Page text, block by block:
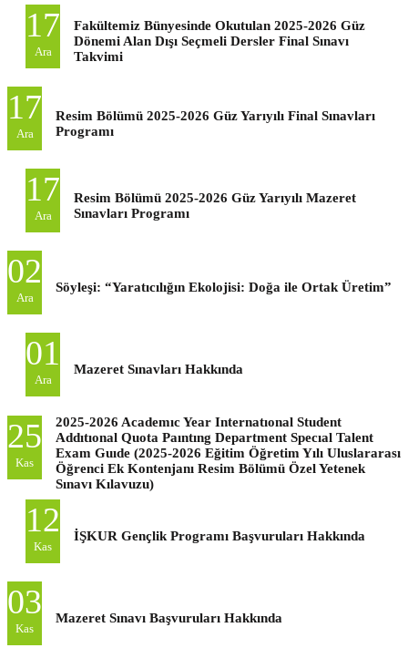
17
Ara
Fakültemiz Bünyesinde Okutulan 2025-2026 Güz
Dönemi Alan Dışı Seçmeli Dersler Final Sınavı
Takvimi
17
Ara
Resim Bölümü 2025-2026 Güz Yarıyılı Final Sınavları
Programı
17
Ara
Resim Bölümü 2025-2026 Güz Yarıyılı Mazeret
Sınavları Programı
02
Ara
Söyleşi: “Yaratıcılığın Ekolojisi: Doğa ile Ortak Üretim”
01
Ara
Mazeret Sınavları Hakkında
25
Kas
2025-2026 Academıc Year Internatıonal Student
Addıtıonal Quota Paıntıng Department Specıal Talent
Exam Guıde (2025-2026 Eğitim Öğretim Yılı Uluslararası
Öğrenci Ek Kontenjanı Resim Bölümü Özel Yetenek
Sınavı Kılavuzu)
12
Kas
İŞKUR Gençlik Programı Başvuruları Hakkında
03
Kas
Mazeret Sınavı Başvuruları Hakkında